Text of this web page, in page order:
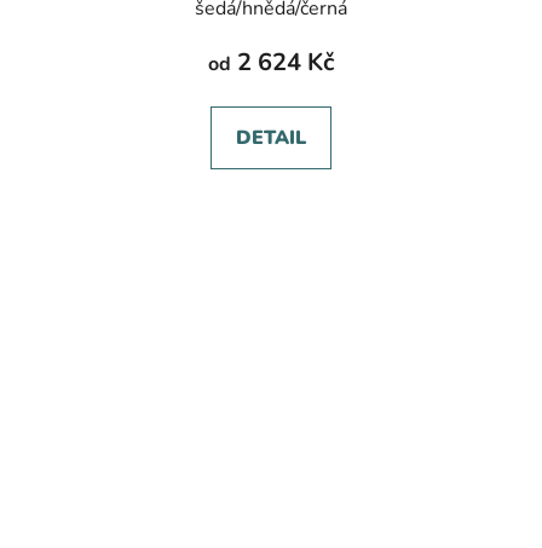
šedá/hnědá/černá
od 2 624 Kč
DETAIL